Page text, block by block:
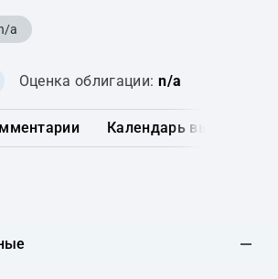
a
Оценка облигации: n/a
Календарь выплат